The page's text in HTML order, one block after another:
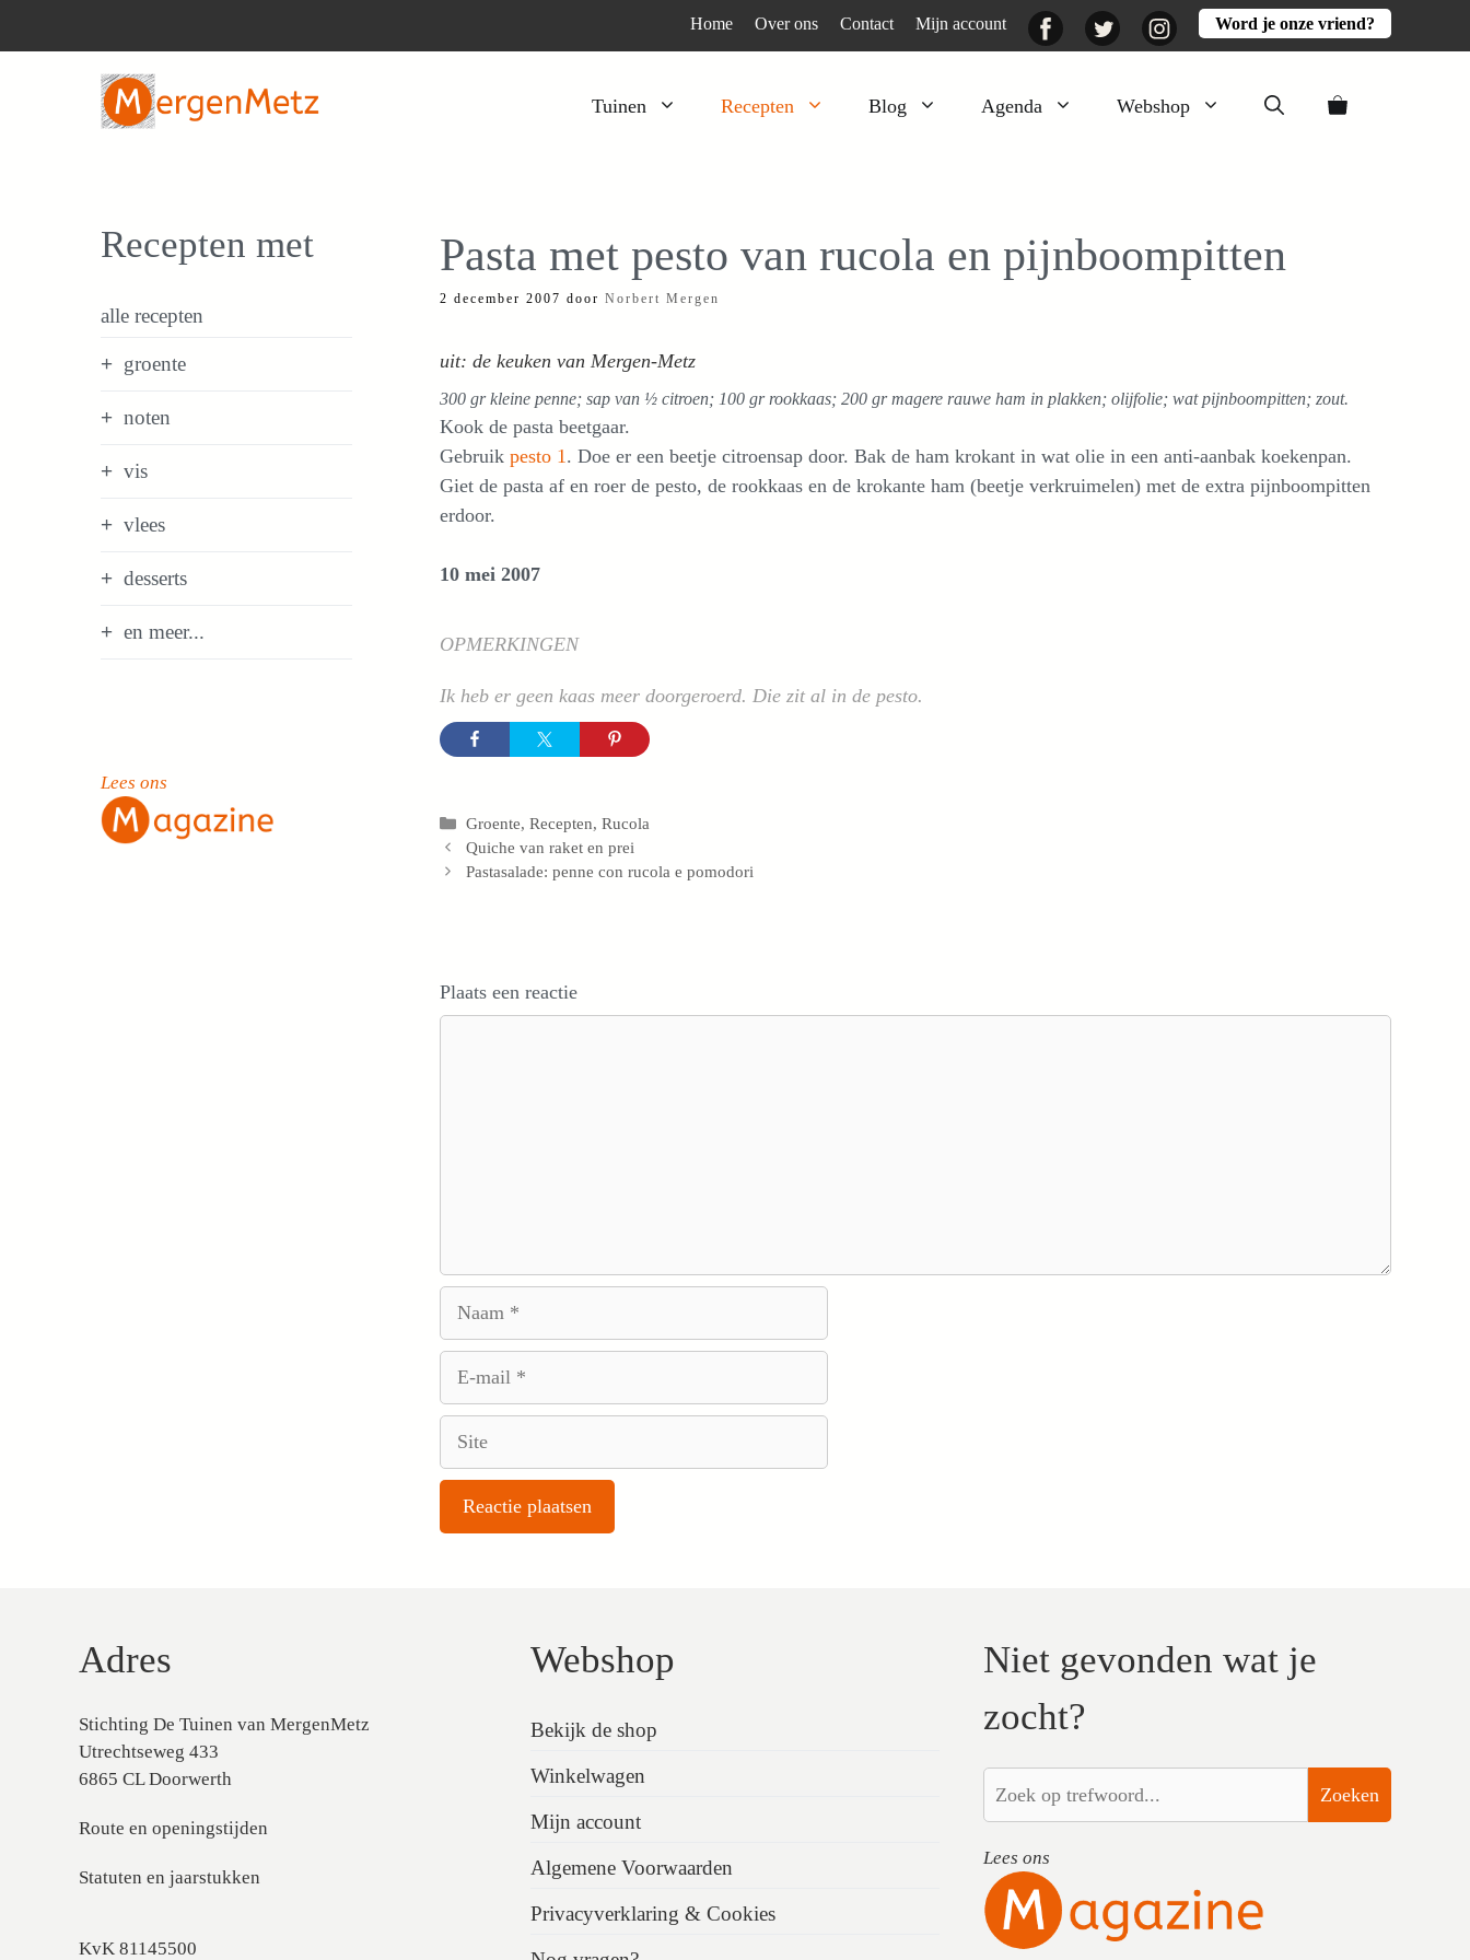
Home Over ons Contact Mijn account FacebookTwitter InstagramWord je onze vriend?
Tuinen Recepten Blog Agenda Webshop
Kruiden
Moestuin
Peulgroenten Activiteiten
Pasta met pesto van rucola en pijnboompitten
2 december 2007 door Norbert Mergen
uit: de keuken van Mergen-Metz
300 gr kleine penne; sap van ½ citroen; 100 gr rookkaas; 200 gr magere rauwe ham in plakken; olijfolie; wat pijnboompitten; zout.
Kook de pasta beetgaar.
Gebruik pesto 1 . Doe er een beetje citroensap door. Bak de ham krokant in wat olie in een anti-aanbak koekenpan.
Giet de pasta af en roer de pesto, de rookkaas en de krokante ham (beetje verkruimelen) met de extra pijnboompitten
erdoor.
10 mei 2007
OPMERKINGEN
Ik heb er geen kaas meer doorgeroerd. Die zit al in de pesto.
Categorieën
Groente,Recepten,Rucola
Quiche van raket en prei
Pastasalade: penne con rucola e pomodori
Plaats een reactie
Recepten met
alle recepten
groente
noten
vis
vlees
desserts
en meer...
Lees ons
Adres
Stichting De Tuinen van MergenMetz
Utrechtseweg 433
6865 CL Doorwerth
Route en openingstijden
Statuten en jaarstukken
KvK 81145500
Webshop
Bekijk de shop
Winkelwagen
Mijn account
Algemene Voorwaarden
Privacyverklaring & Cookies
Niet gevonden wat je
zocht?
Zoeken
Lees ons